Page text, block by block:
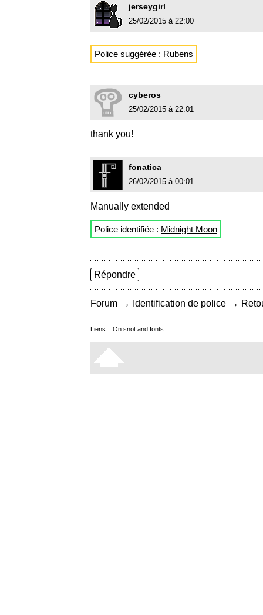
jerseygirl
25/02/2015 à 22:00
Police suggérée : Rubens
cyberos
25/02/2015 à 22:01
thank you!
fonatica
26/02/2015 à 00:01
Manually extended
Police identifiée : Midnight Moon
Répondre
Forum → Identification de police →
Liens : On snot and fonts